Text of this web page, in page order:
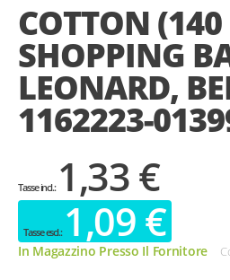
beginning
of
the
images
gallery
COTTON
SHOPPING
LEONARD,
1162223-
1,33 €
1,09 €
In Magazzino Presso Il Fornitore